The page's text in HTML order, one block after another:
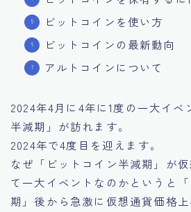
ビットコインを使い方
ビットコインの最新動向
アルトコインについて
2024年4月に4年に1度の一大イベ
半減期」が訪れます。
2024年で4度目を迎えます。
なぜ「ビットコイン半減期」が
て一大イベントなのかというと
期」後から急激に仮想通貨価格